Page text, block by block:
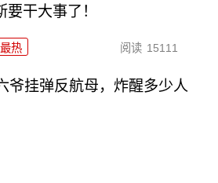
要干大事了！
最热 阅读 15111
爷挂弹反航母，炸醒多少人